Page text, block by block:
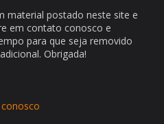
material postado neste site e
em contato conosco e
para que seja removido
Obrigada!
conosco